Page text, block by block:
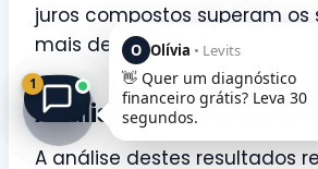
juros compostos superam os
mais de 40%.
Análise dos Resultados
A análise destes resultados
1
O Olívia • Levits
👋 Quer um diagnóstico
financeiro grátis? Leva 30
segundos.